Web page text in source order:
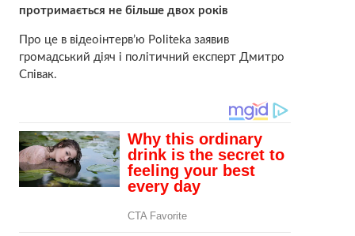
протримається не більше двох років
Про це в відеоінтерв’ю Politeka заявив
громадський діяч і політичний експерт Дмитро
Співак.